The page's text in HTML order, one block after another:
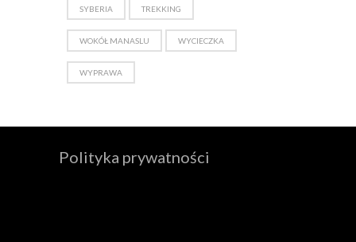
SYBERIA TREKKING
WOKÓŁ MANASLU WYCIECZKA
WYPRAWA
Polityka prywatności